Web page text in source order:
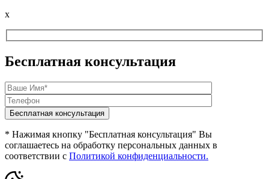
x
Бесплатная консультация
* Нажимая кнопку "Бесплатная консультация" Вы
соглашаетесь на обработку персональных данных в
соответствии с Политикой конфиденциальности.